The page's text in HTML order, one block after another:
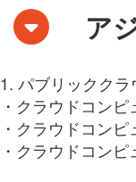
ア
1. パブリックク
・クラウドコン
・クラウドコン
・クラウドコン